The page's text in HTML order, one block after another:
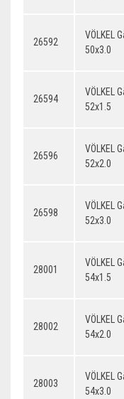
26592
VÖLKEL
50x3.0
26594
VÖLKEL
52x1.5
26596
VÖLKEL
52x2.0
26598
VÖLKEL
52x3.0
28001
VÖLKEL
54x1.5
28002
VÖLKEL
54x2.0
28003
VÖLKEL
54x3.0